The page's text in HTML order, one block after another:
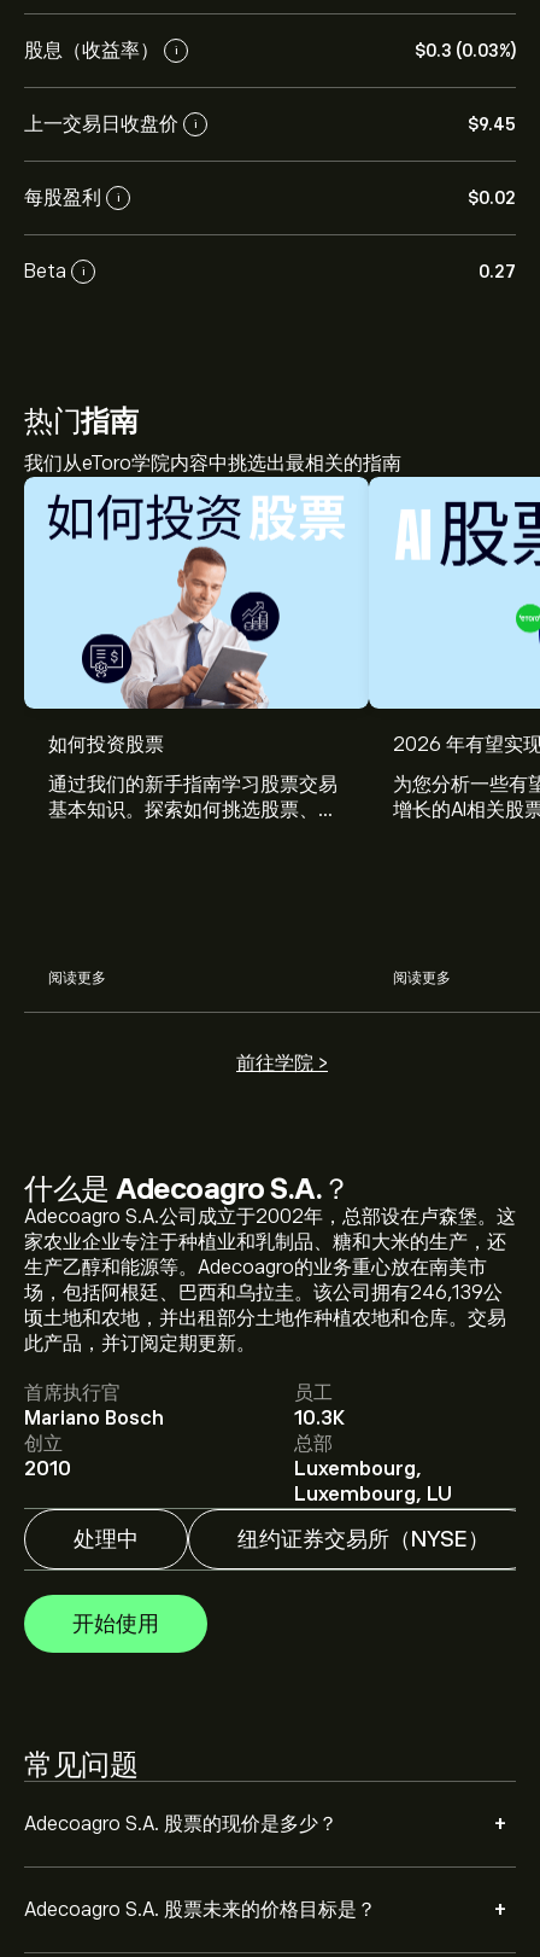
股息（收益率） i ‎$‎0.3 (0.03%)
上一交易日收盘价 i ‎$‎9.45
每股盈利 i ‎$‎0.02
Beta i 0.27
什么是 Adecoagro S.A. ？
Adecoagro S.A.公司成立于2002年，总部设在卢森堡。这
家农业企业专注于种植业和乳制品、糖和大米的生产，还
生产乙醇和能源等。Adecoagro的业务重心放在南美市
场，包括阿根廷、巴西和乌拉圭。该公司拥有246,139公
顷土地和农地，并出租部分土地作种植农地和仓库。交易
此产品，并订阅定期更新。
首席执行官
Mariano Bosch
员工
10.3K
创立
2010
总部
Luxembourg,
Luxembourg, LU
处理中 纽约证券交易所（NYSE）
开始使用
热门指南
我们从eToro学院内容中挑选出最相关的指南
如何投资股票
通过我们的新手指南学习股票交易
基本知识。探索如何挑选股票、管
阅读更多
2026 年有望实
为您分析一些有
增长的AI相关股
阅读更多
前往学院 >
常见问题
Adecoagro S.A. 股票的现价是多少？ +
AGRO 现价为‎$‎9.45。
Adecoagro S.A. 股票未来的价格目标是？ +
Adecoagro S.A. 的平均价格目标为‎$‎9.45。
取得详细的分析师预测及价格目标。
分析师根据市场趋势、财务报告和预期增长对Adecoagro
S.A.的预测。查看最新预测，了解未来价格走势。
Adecoagro S.A. 市值为 ‎$‎1.36B 美元